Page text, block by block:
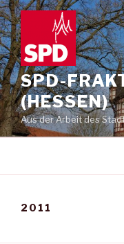
Zum
Inhalt
springen
SPD-
(HESSEN)
Aus der Arbeit des
2011